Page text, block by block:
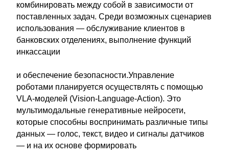
комбинировать между собой в зависимости от
поставленных задач. Среди возможных сценариев
использования — обслуживание клиентов в
банковских отделениях, выполнение функций
инкассации
и обеспечение безопасности.Управление
роботами планируется осуществлять с помощью
VLA-моделей (Vision-Language-Action). Это
мультимодальные генеративные нейросети,
которые способны воспринимать различные типы
данных — голос, текст, видео и сигналы датчиков
— и на их основе формировать